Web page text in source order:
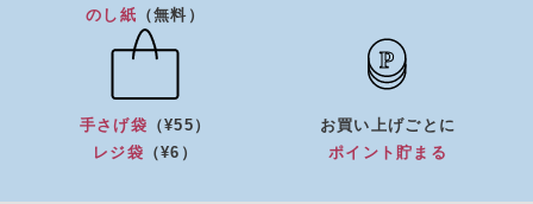
のし紙 （無料）
手さげ袋 （¥55）
レジ袋 （¥6）
お買い上げごとに
ポイント貯まる